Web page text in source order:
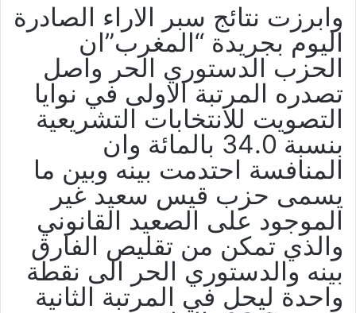
وابرزت نتائج سبر الاراء الصادرة
اليوم بجريدة “المغرب”ان
الحزب الدستوري الحر واصل
تصدره المرتبة الاولى في نوايا
التصويت للانتخابات التشريعية
بنسبة 34.0 بالمائة وان
المنافسة احتدمت بينه وبين ما
يسمى حزب قيس سعيد غير
الموجود على الصعيد القانوني
والذي تمكن من تقليص الفارق
بينه والدستوري الحر الى نقطة
واحدة ليحل في المرتبة الثانية